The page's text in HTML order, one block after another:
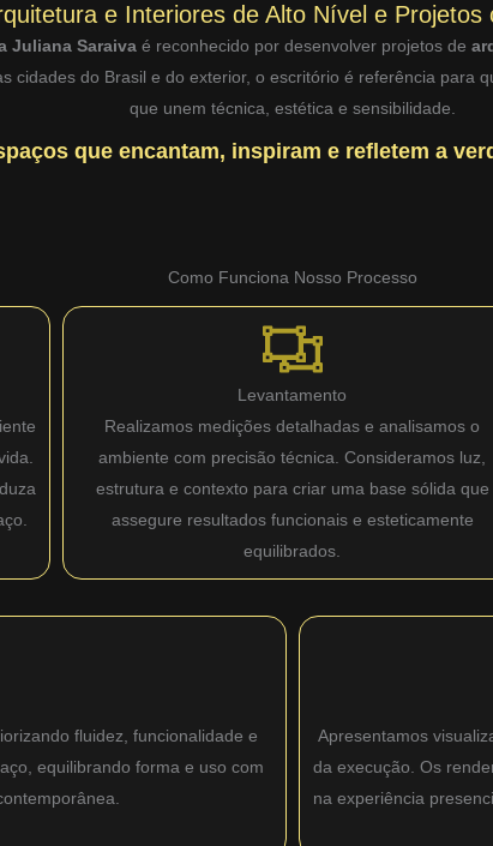
e Interiores de Alto Nível e Projetos
Juliana Saraivaé reconhecido por desenvolver projetos de
cidades do Brasil e do exterior, o escritório é referência para
que unem técnica, estética e sensibilidade.
que encantam, inspiram e refletem a
Como Funciona Nosso Processo
Levantamento
Realizamos medições detalhadas e analisamos o
ambiente com precisão técnica. Consideramos luz,
estrutura e contexto para criar uma base sólida que
assegure resultados funcionais e esteticamente
equilibrados.
fluidez, funcionalidade e
equilibrando forma e uso com
Apresentamos
da execução. Os
na experiência